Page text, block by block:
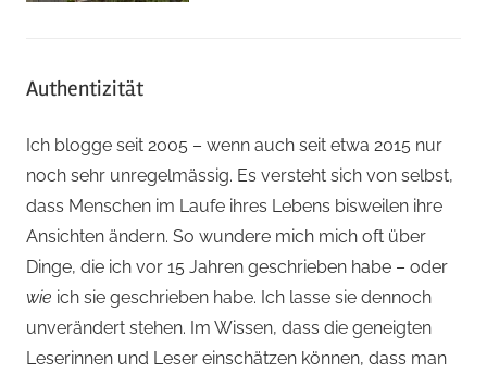
Authentizität
Ich blogge seit 2005 – wenn auch seit etwa 2015 nur
noch sehr unregelmässig. Es versteht sich von selbst,
dass Menschen im Laufe ihres Lebens bisweilen ihre
Ansichten ändern. So wundere mich mich oft über
Dinge, die ich vor 15 Jahren geschrieben habe – oder
wie ich sie geschrieben habe. Ich lasse sie dennoch
unverändert stehen. Im Wissen, dass die geneigten
Leserinnen und Leser einschätzen können, dass man